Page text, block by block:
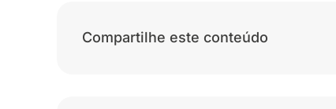
Compartilhe este conteúdo